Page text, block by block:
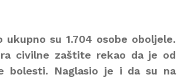
su 1.704 osobe oboljele.
civilne zaštite rekao da je od
bolesti. Naglasio je i da su na